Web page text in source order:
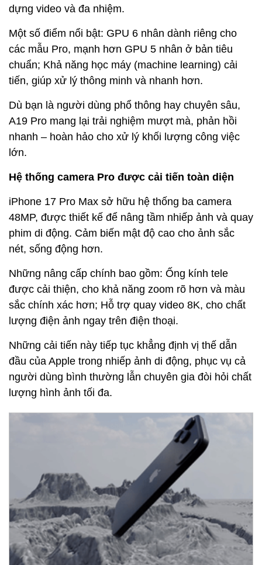
dựng video và đa nhiệm.
Một số điểm nổi bật: GPU 6 nhân dành riêng cho
các mẫu Pro, mạnh hơn GPU 5 nhân ở bản tiêu
chuẩn; Khả năng học máy (machine learning) cải
tiến, giúp xử lý thông minh và nhanh hơn.
Dù bạn là người dùng phổ thông hay chuyên sâu,
A19 Pro mang lại trải nghiệm mượt mà, phản hồi
nhanh – hoàn hảo cho xử lý khối lượng công việc
lớn.
Hệ thống camera Pro được cải tiến toàn diện
iPhone 17 Pro Max sở hữu hệ thống ba camera
48MP, được thiết kế để nâng tầm nhiếp ảnh và quay
phim di động. Cảm biến mật độ cao cho ảnh sắc
nét, sống động hơn.
Những nâng cấp chính bao gồm: Ống kính tele
được cải thiện, cho khả năng zoom rõ hơn và màu
sắc chính xác hơn; Hỗ trợ quay video 8K, cho chất
lượng điện ảnh ngay trên điện thoại.
Những cải tiến này tiếp tục khẳng định vị thế dẫn
đầu của Apple trong nhiếp ảnh di động, phục vụ cả
người dùng bình thường lẫn chuyên gia đòi hỏi chất
lượng hình ảnh tối đa.